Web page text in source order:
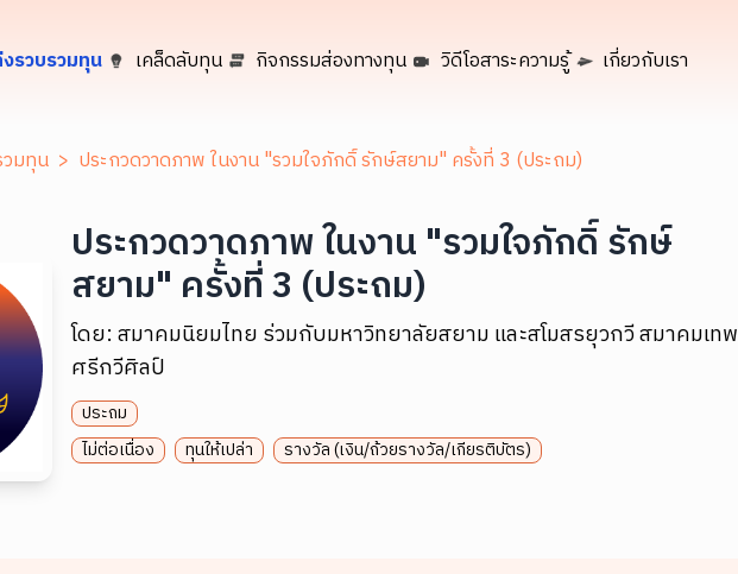
รวบรวมทุน เคล็ดลับทุน กิจกรรมส่องทางทุน วิดีโอสาระความรู้ เกี่ยวกับเรา
วมทุน > ประกวดวาดภาพ ในงาน "รวมใจภักดิ์ รักษ์สยาม" ครั้งที่ 3 (ประถม)
ประกวดวาดภาพ ในงาน "รวมใจภักดิ์ รักษ์
สยาม" ครั้งที่ 3 (ประถม)
โดย: สมาคมนิยมไทย ร่วมกับมหาวิทยาลัยสยาม และสโมสรยุวกวี สมาคมเทพ
ศรีกวีศิลป์
ประถม
ไม่ต่อเนื่อง
ทุนให้เปล่า รางวัล (เงิน/ถ้วยรางวัล/เกียรติบัตร)